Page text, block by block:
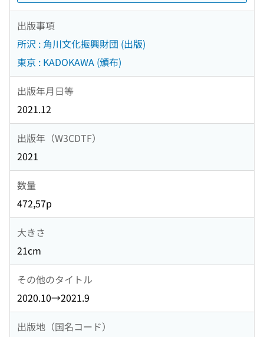
出版事項
所沢 : 角川文化振興財団 (出版)
東京 : KADOKAWA (頒布)
出版年月日等
2021.12
出版年（W3CDTF）
2021
数量
472,57p
大きさ
21cm
その他のタイトル
2020.10→2021.9
出版地（国名コード）